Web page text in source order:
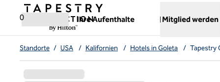
Weiter zum Inhalt
0
Ihre Aufenthalte
,öffnet neue Registerkarte
Mitglied werden
Standorte / USA / Kalifornien / Hotels in Goleta / Tapestry